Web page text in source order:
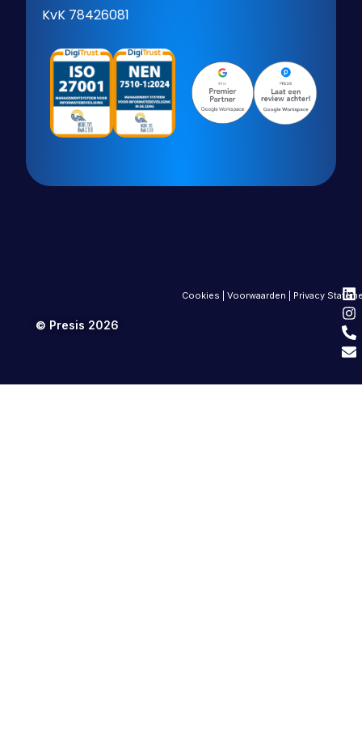
KvK 78426081
© Presis 2026
Cookies |Voorwaarden Privacy